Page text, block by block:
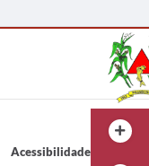
Acessibilidade